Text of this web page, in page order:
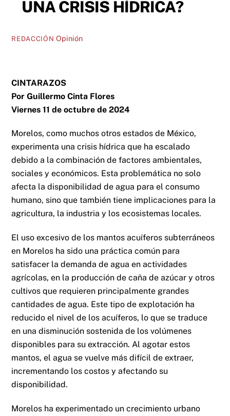
UNA CRISIS HÍDRICA?
REDACCIÓN Opinión
CINTARAZOS
Por Guillermo Cinta Flores
Viernes 11 de octubre de 2024
Morelos, como muchos otros estados de México,
experimenta una crisis hídrica que ha escalado
debido a la combinación de factores ambientales,
sociales y económicos. Esta problemática no solo
afecta la disponibilidad de agua para el consumo
humano, sino que también tiene implicaciones para la
agricultura, la industria y los ecosistemas locales.
El uso excesivo de los mantos acuíferos subterráneos
en Morelos ha sido una práctica común para
satisfacer la demanda de agua en actividades
agrícolas, en la producción de caña de azúcar y otros
cultivos que requieren principalmente grandes
cantidades de agua. Este tipo de explotación ha
reducido el nivel de los acuíferos, lo que se traduce
en una disminución sostenida de los volúmenes
disponibles para su extracción. Al agotar estos
mantos, el agua se vuelve más difícil de extraer,
incrementando los costos y afectando su
disponibilidad.
Morelos ha experimentado un crecimiento urbano